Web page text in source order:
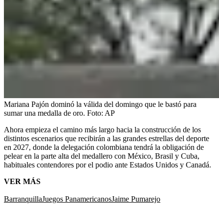
Mariana Pajón dominó la válida del domingo que le bastó para
sumar una medalla de oro. Foto: AP
Ahora empieza el camino más largo hacia la construcción de los
distintos escenarios que recibirán a las grandes estrellas del deporte
en 2027, donde la delegación colombiana tendrá la obligación de
pelear en la parte alta del medallero con México, Brasil y Cuba,
habituales contendores por el podio ante Estados Unidos y Canadá.
VER MÁS
BarranquillaJuegos PanamericanosJaime Pumarejo